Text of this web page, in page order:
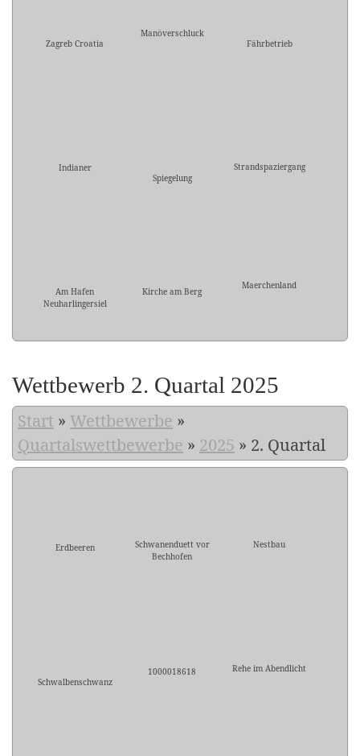
Zagreb Croatia
Manöverschluck
Fährbetrieb
Indianer
Spiegelung
Strandspaziergang
Am Hafen
Neuharlingersiel
Kirche am Berg
Maerchenland
Wettbewerb 2. Quartal 2025
Start » Wettbewerbe »
Quartalswettbewerbe » 2025 » 2. Quartal
Erdbeeren
Schwanenduett vor
Bechhofen
Nestbau
Schwalbenschwanz
1000018618 Rehe im Abendlicht